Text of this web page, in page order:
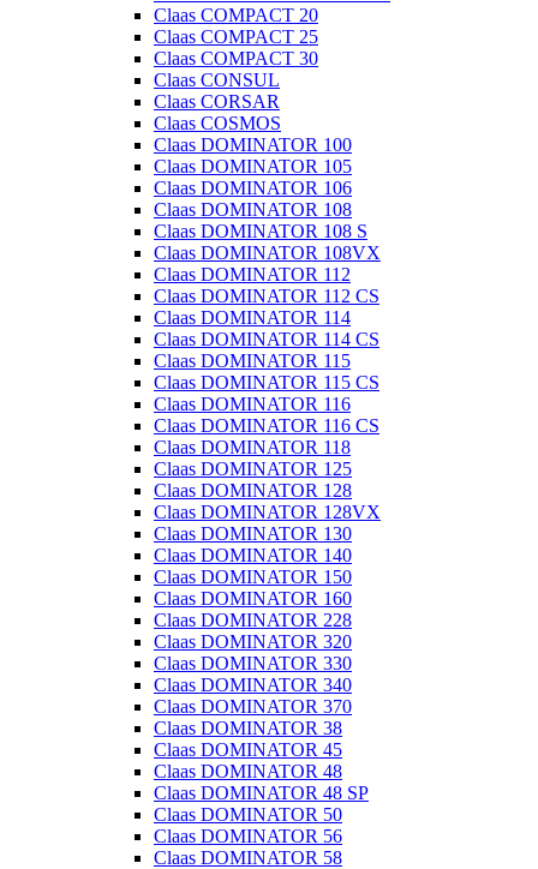
Claas COMPACT 20
Claas COMPACT 25
Claas COMPACT 30
Claas CONSUL
Claas CORSAR
Claas COSMOS
Claas DOMINATOR 100
Claas DOMINATOR 105
Claas DOMINATOR 106
Claas DOMINATOR 108
Claas DOMINATOR 108 S
Claas DOMINATOR 108VX
Claas DOMINATOR 112
Claas DOMINATOR 112 CS
Claas DOMINATOR 114
Claas DOMINATOR 114 CS
Claas DOMINATOR 115
Claas DOMINATOR 115 CS
Claas DOMINATOR 116
Claas DOMINATOR 116 CS
Claas DOMINATOR 118
Claas DOMINATOR 125
Claas DOMINATOR 128
Claas DOMINATOR 128VX
Claas DOMINATOR 130
Claas DOMINATOR 140
Claas DOMINATOR 150
Claas DOMINATOR 160
Claas DOMINATOR 228
Claas DOMINATOR 320
Claas DOMINATOR 330
Claas DOMINATOR 340
Claas DOMINATOR 370
Claas DOMINATOR 38
Claas DOMINATOR 45
Claas DOMINATOR 48
Claas DOMINATOR 48 SP
Claas DOMINATOR 50
Claas DOMINATOR 56
Claas DOMINATOR 58